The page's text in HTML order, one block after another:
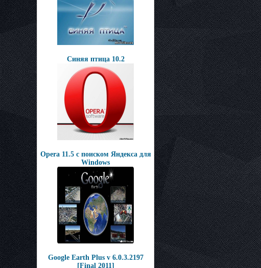
Синяя птица 10.2
Opera 11.5 с поиском Яндекса для
Windows
Google Earth Plus v 6.0.3.2197
[Final 2011]